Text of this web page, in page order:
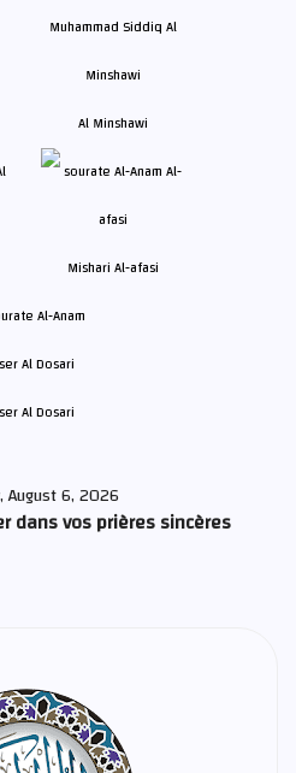
Al Minshawi
Mishari Al-afasi
Al Dosari
August 6, 2026
dans vos prières sincères